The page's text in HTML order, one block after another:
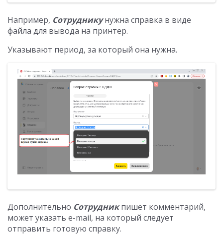
Например, Сотрудникунужна справка в виде
файла для вывода на принтер.
Указывают период, за который она нужна.
Дополнительно Сотрудникпишет комментарий,
может указать e-mail, на который следует
отправить готовую справку.